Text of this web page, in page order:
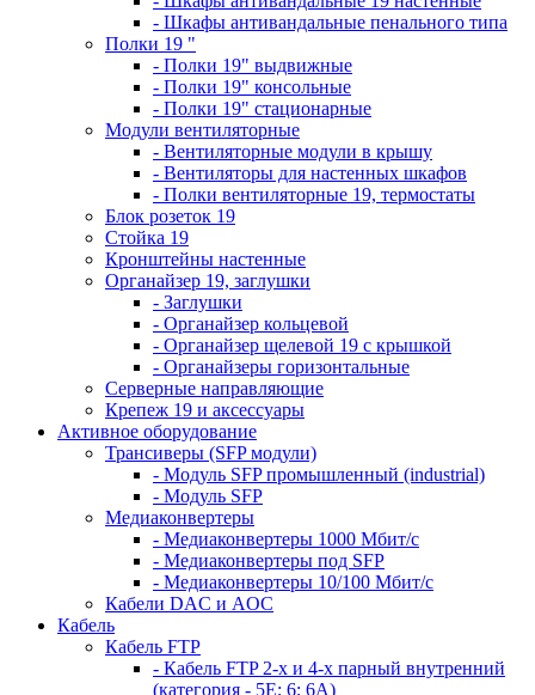
- Шкафы антивандальные пенального типа
Полки 19 "
- Полки 19" выдвижные
- Полки 19" консольные
- Полки 19" стационарные
Модули вентиляторные
- Вентиляторные модули в крышу
- Вентиляторы для настенных шкафов
- Полки вентиляторные 19, термостаты
Блок розеток 19
Стойка 19
Кронштейны настенные
Органайзер 19, заглушки
- Заглушки
- Органайзер кольцевой
- Органайзер щелевой 19 с крышкой
- Органайзеры горизонтальные
Серверные направляющие
Крепеж 19 и аксессуары
Активное оборудование
Трансиверы (SFP модули)
- Модуль SFP промышленный (industrial)
- Модуль SFP
Медиаконвертеры
- Медиаконвертеры 1000 Мбит/с
- Медиаконвертеры под SFP
- Медиаконвертеры 10/100 Мбит/с
Кабели DAC и AOC
Кабель
Кабель FTP
- Кабель FTP 2-х и 4-х парный внутренний
(категория - 5Е; 6; 6А)